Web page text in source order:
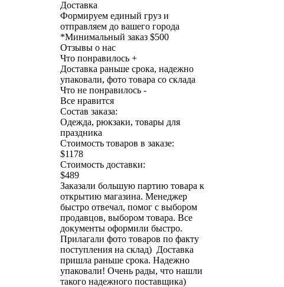
Доставка
Формируем единый груз и
отправляем до вашего города
*Минимальный заказ $500
Отзывы о нас
Что понравилось +
Доставка раньше срока, надежно
упаковали, фото товара со склада
Что не понравилось -
Все нравится
Состав заказа:
Одежда, рюкзаки, товары для
праздника
Стоимость товаров в заказе:
$1178
Стоимость доставки:
$489
Заказали большую партию товара к
открытию магазина. Менеджер
быстро отвечал, помог с выбором
продавцов, выбором товара. Все
документы оформили быстро.
Прилагали фото товаров по факту
поступления на склад) Доставка
пришла раньше срока. Надежно
упаковали! Очень рады, что нашли
такого надежного поставщика)